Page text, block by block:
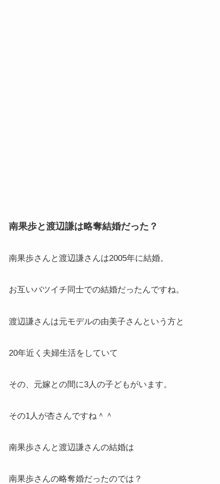
南果歩と渡辺謙は略奪結婚だった？
南果歩さんと渡辺謙さんは2005年に結婚。
お互いバツイチ同士での結婚だったんですね。
渡辺謙さんは元モデルの由美子さんという方と
20年近く夫婦生活をしていて
その、元嫁との間に3人の子どもがいます。
その1人が杏さんですね＾＾
南果歩さんと渡辺謙さんの結婚は
南果歩さんの略奪婚だったのでは？